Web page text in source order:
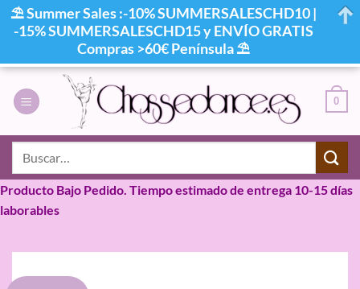
contenido
0
Producto Bajo Pedido. Tiempo estimado de entrega 10-15 días
laborables
⛱ Summer Sales :-10% SUMMERSALESCHD10 |
-15% SUMMERSALESCHD15 y ENVÍO GRATIS
Compras >60€ Península ⛱